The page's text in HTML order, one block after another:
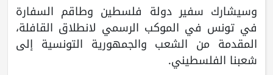
وسيشارك سفير دولة فلسطين وطاقم السفارة
في تونس في الموكب الرسمي لانطلاق القافلة،
المقدمة من الشعب والجمهورية التونسية إلى
شعبنا الفلسطيني.